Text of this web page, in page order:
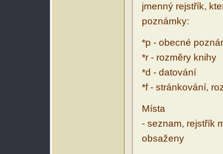
jmenný rejstřík,
poznámky:
*p - obecné
*r - rozměry knihy
*d - datování
*f - stránkování,
Místa
- seznam, rejstřík
obsaženy